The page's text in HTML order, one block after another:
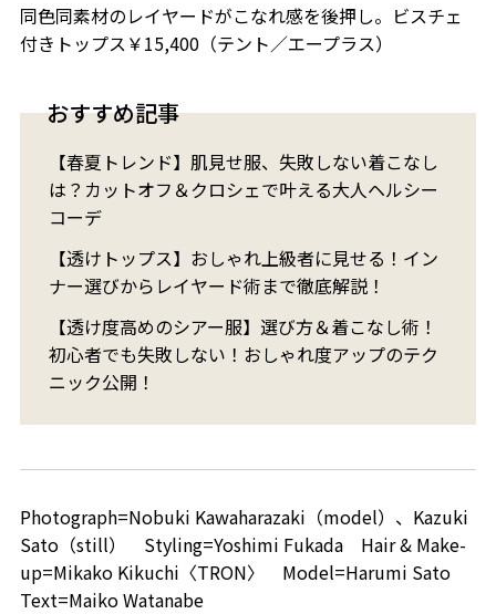
同色同素材のレイヤードがこなれ感を後押し。ビスチェ
付きトップス￥15,400（テント／エープラス）
おすすめ記事
【春夏トレンド】肌見せ服、失敗しない着こなし
は？カットオフ＆クロシェで叶える大人ヘルシー
コーデ
【透けトップス】おしゃれ上級者に見せる！イン
ナー選びからレイヤード術まで徹底解説！
【透け度高めのシアー服】選び方＆着こなし術！
初心者でも失敗しない！おしゃれ度アップのテク
ニック公開！
Photograph=Nobuki Kawaharazaki（model）、Kazuki
Sato（still） Styling=Yoshimi Fukada Hair & Make-
up=Mikako Kikuchi〈TRON〉 Model=Harumi Sato
Text=Maiko Watanabe